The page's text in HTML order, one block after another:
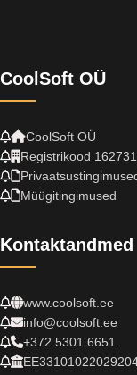
CoolSoft OÜ
CoolSoft OÜ
Registrikood
Müügitingimused
Kontaktandmed
www.coolsoft.ee
info@coolsoft.ee
+372 5301 6651